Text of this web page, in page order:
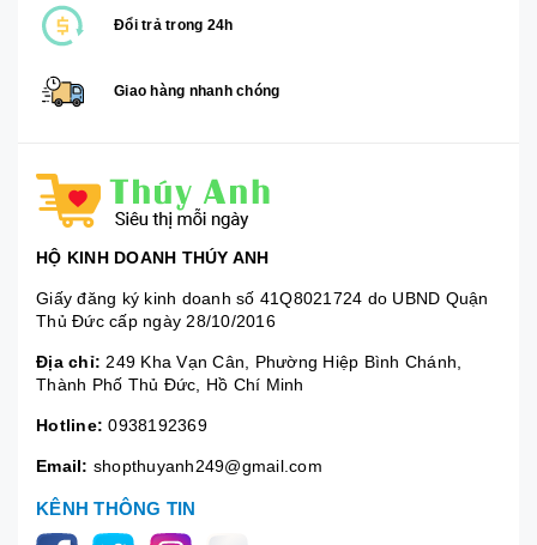
Đổi trả trong 24h
Giao hàng nhanh chóng
HỘ KINH DOANH THÚY ANH
Giấy đăng ký kinh doanh số 41Q8021724 do UBND Quận
Thủ Đức cấp ngày 28/10/2016
Địa chỉ: 249 Kha Vạn Cân, Phường Hiệp Bình Chánh,
Thành Phố Thủ Đức, Hồ Chí Minh
Hotline: 0938192369
Email: shopthuyanh249@gmail.com
KÊNH THÔNG TIN